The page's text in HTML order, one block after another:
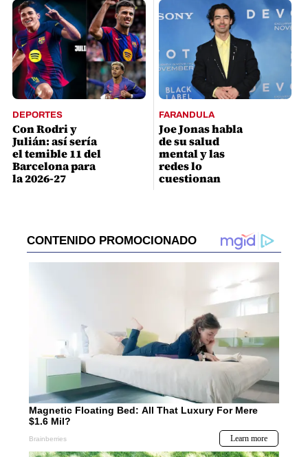
DEPORTES
Con Rodri y
Julián: así sería
el temible 11 del
Barcelona para
la 2026-27
FARANDULA
Joe Jonas habla
de su salud
mental y las
redes lo
cuestionan